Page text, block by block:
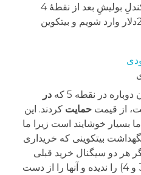
می‌توانستیم در قیمت کلوزِ کندلِ بولیشِ بعد از نقطۀ 4
یعنی حدوداً در قیمت 22900دلار وارد شویم و بیتکوین
در نقطه 5 که
در
از قیمت حمایت کردند. این
بسیار خوشایند است زیرا ما
بیتکوینی که خریداری
هر دو سیگنال خرید قبلی
(سیگنال‌های محدوده نقاط 3 و 4) را ندیده و آنها را از دست